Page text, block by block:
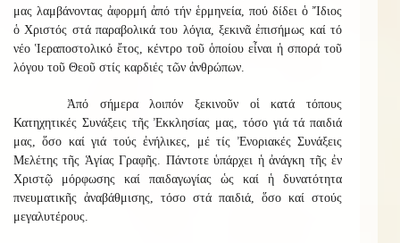
μας λαμβάνοντας ἀφορμή ἀπό τήν ἑρμηνεία, πού δίδει ὁ Ἴδιος
ὁ Χριστός στά παραβολικά του λόγια, ξεκινᾶ ἐπισήμως καί τό
νέο Ἱεραποστολικό ἔτος, κέντρο τοῦ ὁποίου εἶναι ἡ σπορά τοῦ
λόγου τοῦ Θεοῦ στίς καρδιές τῶν ἀνθρώπων.
Ἀπό σήμερα λοιπόν ξεκινοῦν οἱ κατά τόπους
Κατηχητικές Συνάξεις τῆς Ἐκκλησίας μας, τόσο γιά τά παιδιά
μας, ὅσο καί γιά τούς ἐνήλικες, μέ τίς Ἐνοριακές Συνάξεις
Μελέτης τῆς Ἁγίας Γραφῆς. Πάντοτε ὑπάρχει ἡ ἀνάγκη τῆς ἐν
Χριστῷ μόρφωσης καί παιδαγωγίας ὡς καί ἡ δυνατότητα
πνευματικῆς ἀναβάθμισης, τόσο στά παιδιά, ὅσο καί στούς
μεγαλυτέρους.